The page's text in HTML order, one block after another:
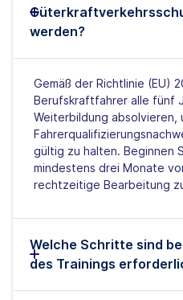
werden?
Gemäß der Richtlinie (EU)
Berufskraftfahrer alle fünf
Weiterbildung absolvieren,
gültig zu halten. Beginnen
mindestens drei Monate
rechtzeitige Bearbeitung
Welche Schritte sind
des Trainings